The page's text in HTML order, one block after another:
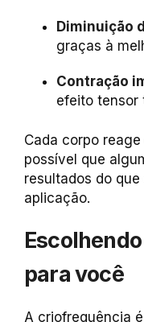
Diminuição
graças à
Contração
efeito tensor
Cada corpo
possível que
resultados do
aplicação.
para você
A criofrequência